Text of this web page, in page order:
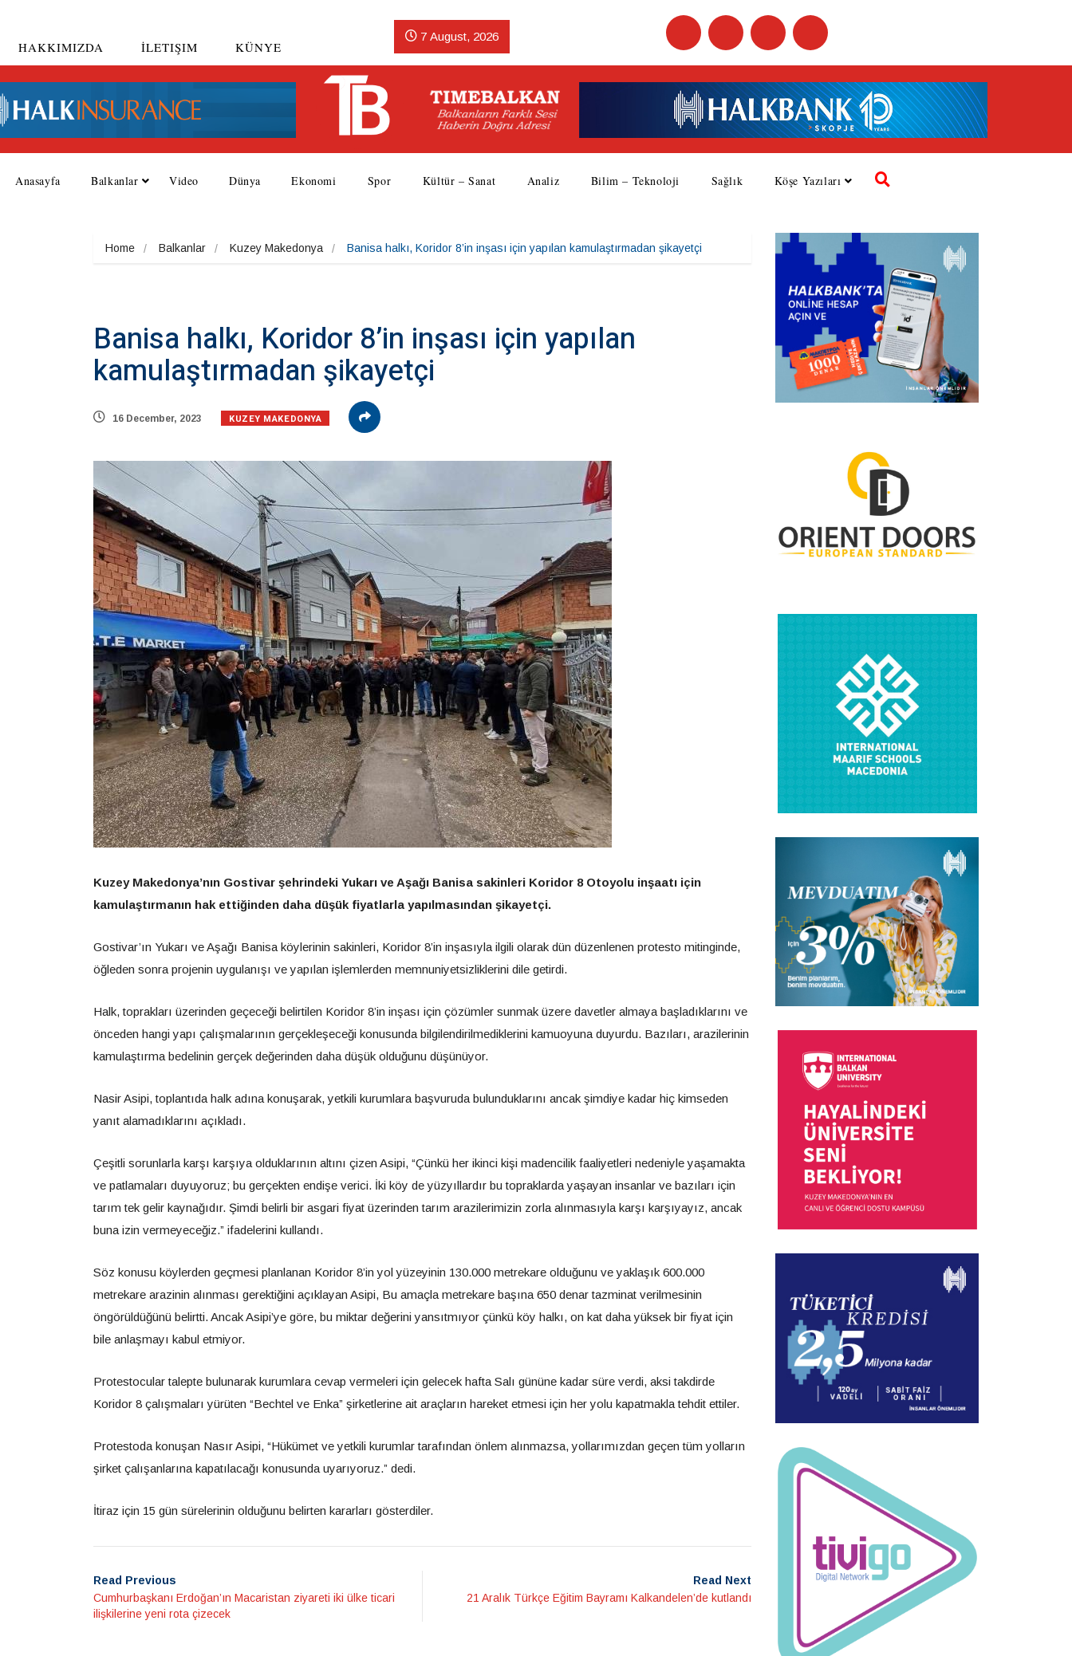
HAKKIMIZDA İLETIŞIM KÜNYE
7 August, 2026
Anasayfa Balkanlar Video Dünya Ekonomi Spor Kültür – Sanat Analiz Bilim – Teknoloji Sağlık Köşe Yazıları
Home Balkanlar Kuzey Makedonya Banisa halkı, Koridor 8’in inşası için yapılan kamulaştırmadan şikayetçi
Banisa halkı, Koridor 8’in inşası için yapılan
kamulaştırmadan şikayetçi
16 December, 2023 KUZEY MAKEDONYA
Kuzey Makedonya’nın Gostivar şehrindeki Yukarı ve Aşağı Banisa sakinleri Koridor 8 Otoyolu inşaatı için
kamulaştırmanın hak ettiğinden daha düşük fiyatlarla yapılmasından şikayetçi.
Gostivar’ın Yukarı ve Aşağı Banisa köylerinin sakinleri, Koridor 8’in inşasıyla ilgili olarak dün düzenlenen protesto mitinginde,
öğleden sonra projenin uygulanışı ve yapılan işlemlerden memnuniyetsizliklerini dile getirdi.
Halk, toprakları üzerinden geçeceği belirtilen Koridor 8’in inşası için çözümler sunmak üzere davetler almaya başladıklarını ve
önceden hangi yapı çalışmalarının gerçekleşeceği konusunda bilgilendirilmediklerini kamuoyuna duyurdu. Bazıları, arazilerinin
kamulaştırma bedelinin gerçek değerinden daha düşük olduğunu düşünüyor.
Nasir Asipi, toplantıda halk adına konuşarak, yetkili kurumlara başvuruda bulunduklarını ancak şimdiye kadar hiç kimseden
yanıt alamadıklarını açıkladı.
Çeşitli sorunlarla karşı karşıya olduklarının altını çizen Asipi, “Çünkü her ikinci kişi madencilik faaliyetleri nedeniyle yaşamakta
ve patlamaları duyuyoruz; bu gerçekten endişe verici. İki köy de yüzyıllardır bu topraklarda yaşayan insanlar ve bazıları için
tarım tek gelir kaynağıdır. Şimdi belirli bir asgari fiyat üzerinden tarım arazilerimizin zorla alınmasıyla karşı karşıyayız, ancak
buna izin vermeyeceğiz.” ifadelerini kullandı.
Söz konusu köylerden geçmesi planlanan Koridor 8’in yol yüzeyinin 130.000 metrekare olduğunu ve yaklaşık 600.000
metrekare arazinin alınması gerektiğini açıklayan Asipi, Bu amaçla metrekare başına 650 denar tazminat verilmesinin
öngörüldüğünü belirtti. Ancak Asipi’ye göre, bu miktar değerini yansıtmıyor çünkü köy halkı, on kat daha yüksek bir fiyat için
bile anlaşmayı kabul etmiyor.
Protestocular talepte bulunarak kurumlara cevap vermeleri için gelecek hafta Salı gününe kadar süre verdi, aksi takdirde
Koridor 8 çalışmaları yürüten “Bechtel ve Enka” şirketlerine ait araçların hareket etmesi için her yolu kapatmakla tehdit ettiler.
Protestoda konuşan Nasır Asipi, “Hükümet ve yetkili kurumlar tarafından önlem alınmazsa, yollarımızdan geçen tüm yolların
şirket çalışanlarına kapatılacağı konusunda uyarıyoruz.” dedi.
İtiraz için 15 gün sürelerinin olduğunu belirten kararları gösterdiler.
Read Previous
Cumhurbaşkanı Erdoğan’ın Macaristan ziyareti iki ülke ticari
ilişkilerine yeni rota çizecek
Read Next
21 Aralık Türkçe Eğitim Bayramı Kalkandelen’de kutlandı